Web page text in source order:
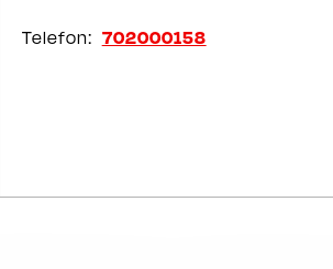
Telefon 702000158